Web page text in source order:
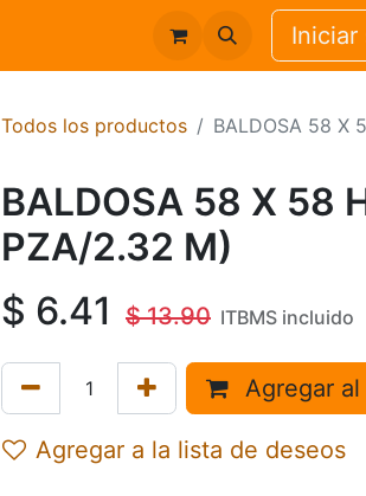
Iniciar
Todos los productos BALDOSA 58 X
BALDOSA 58 X 58
PZA/2.32 M)
$ 6.41 $13.90 ITBMS incluido
Agregar
Agregar a la lista de deseos